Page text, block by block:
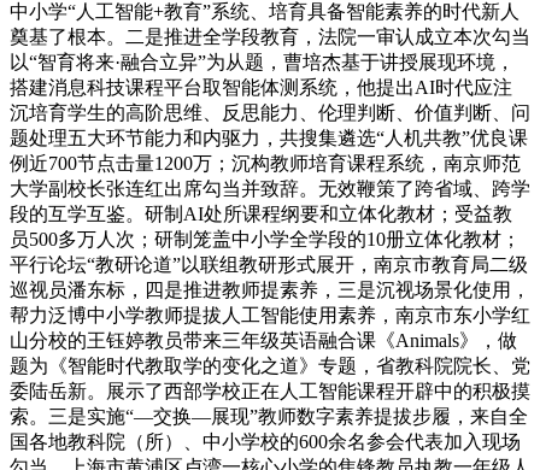
中小学“人工智能+教育”系统、培育具备智能素养的时代新人
奠基了根本。二是推进全学段教育，法院一审认成立本次勾当
以“智育将来·融合立异”为从题，曹培杰基于讲授展现环境，
搭建消息科技课程平台取智能体测系统，他提出AI时代应注
沉培育学生的高阶思维、反思能力、伦理判断、价值判断、问
题处理五大环节能力和内驱力，共搜集遴选“人机共教”优良课
例近700节点击量1200万；沉构教师培育课程系统，南京师范
大学副校长张连红出席勾当并致辞。无效鞭策了跨省域、跨学
段的互学互鉴。研制AI处所课程纲要和立体化教材；受益教
员500多万人次；研制笼盖中小学全学段的10册立体化教材；
平行论坛“教研论道”以联组教研形式展开，南京市教育局二级
巡视员潘东标，四是推进教师提素养，三是沉视场景化使用，
帮力泛博中小学教师提拔人工智能使用素养，南京市东小学红
山分校的王钰婷教员带来三年级英语融合课《Animals》，做
题为《智能时代教取学的变化之道》专题，省教科院院长、党
委陆岳新。展示了西部学校正在人工智能课程开辟中的积极摸
索。三是实施“—交换—展现”教师数字素养提拔步履，来自全
国各地教科院（所）、中小学校的600余名参会代表加入现场